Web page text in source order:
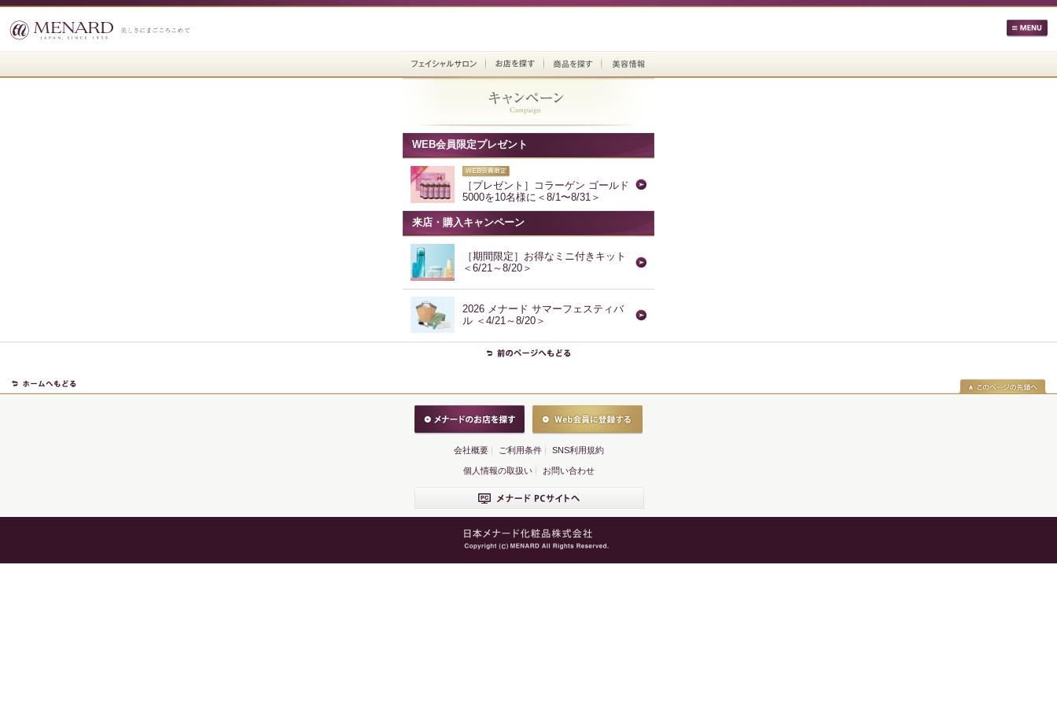
WEB会員限定プレゼント
［プレゼント］コラーゲン ゴールド
5000を10名様に＜8/1〜8/31＞
来店・購入キャンペーン
［期間限定］お得なミニ付きキット
＜6/21～8/20＞
2026 メナード サマーフェスティバ
ル ＜4/21～8/20＞
会社概要 ご利用条件 SNS利用規約
個人情報の取扱い お問い合わせ